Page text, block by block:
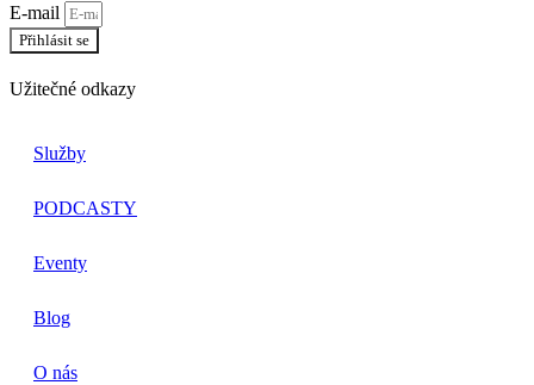
E-mail
Přihlásit se
Užitečné odkazy
Služby
PODCASTY
Eventy
Blog
O nás